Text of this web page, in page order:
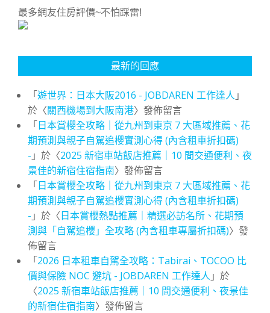
最多網友住房評價~不怕踩雷!
最新的回應
「遊世界：日本大阪2016 - JOBDAREN 工作達人 」
於〈關西機場到大阪南港〉發佈留言
「日本賞櫻全攻略｜從九州到東京 7 大區域推薦、花
期預測與親子自駕追櫻實測心得 (內含租車折扣碼)
- 」於〈2025 新宿車站飯店推薦｜10 間交通便利、夜
景佳的新宿住宿指南〉發佈留言
「日本賞櫻全攻略｜從九州到東京 7 大區域推薦、花
期預測與親子自駕追櫻實測心得 (內含租車折扣碼)
- 」於〈日本賞櫻熱點推薦｜精選必訪名所、花期預
測與「自駕追櫻」全攻略 (內含租車專屬折扣碼)〉發
佈留言
「2026 日本租車自駕全攻略：Tabirai、TOCOO 比
價與保險 NOC 避坑 - JOBDAREN 工作達人 」於
〈2025 新宿車站飯店推薦｜10 間交通便利、夜景佳
的新宿住宿指南〉發佈留言